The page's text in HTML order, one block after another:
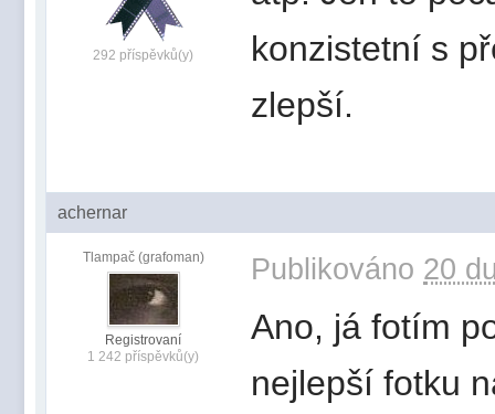
292 příspěvků(y)
konzistetní s
zlepší.
achernar
Tlampač (grafoman)
Registrovaní
1 242 příspěvků(y)
Publikováno 20
Ano, já fotím
nejlepší fotku